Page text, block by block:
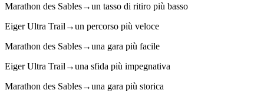
Marathon des Sables→un tasso di ritiro più basso
Eiger Ultra Trail →un percorso più veloce
Marathon des Sables→una gara più facile
Eiger Ultra Trail →una sfida più impegnativa
Marathon des Sables→una gara più storica